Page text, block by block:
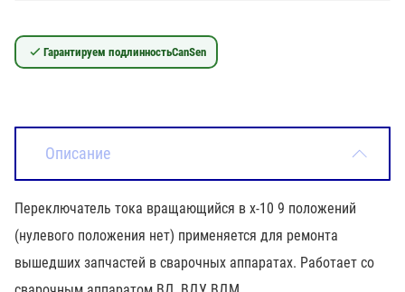
Гарантируем подлинностьCanSen
Описание
Переключатель тока вращающийся в х-10 9 положений
(нулевого положения нет) применяется для ремонта
вышедших запчастей в сварочных аппаратах. Работает со